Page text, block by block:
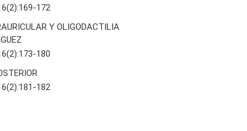
172
Y OLIGODACTILIA
180
182